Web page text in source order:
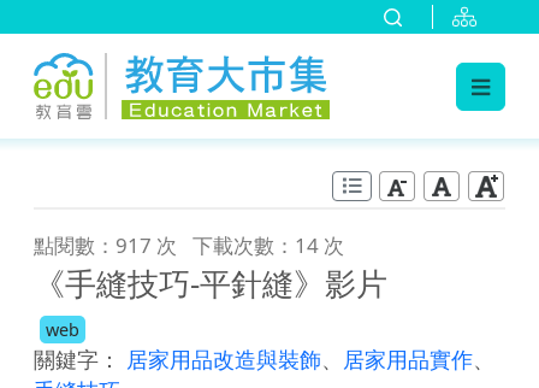
點閱數：917 次 下載次數：14 次
《手縫技巧-平針縫》影片
web
關鍵字： 居家用品改造與裝飾、 居家用品實作、